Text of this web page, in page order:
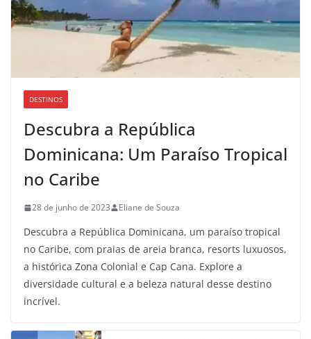
DESTINOS
Descubra a República
Dominicana: Um Paraíso Tropical
no Caribe
28 de junho de 2023 Eliane de Souza
Descubra a República Dominicana, um paraíso tropical
no Caribe, com praias de areia branca, resorts luxuosos,
a histórica Zona Colonial e Cap Cana. Explore a
diversidade cultural e a beleza natural desse destino
incrível.